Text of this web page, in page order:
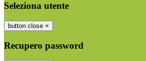
Seleziona utente
button close ×
Recupero password